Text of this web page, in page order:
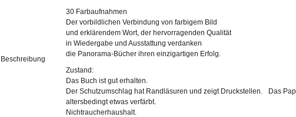
Beschreibung
30 Farbaufnahmen
Der vorbildlichen Verbindung von farbigem Bild
und erklärendem Wort, der hervorragenden Qualität
in Wiedergabe und Ausstattung verdanken
die Panorama-Bücher ihren einzigartigen Erfolg.
Zustand:
Das Buch ist gut erhalten.
Der Schutzumschlag hat Randläsuren und zeigt Druckstellen. Das
altersbedingt etwas verfärbt.
Nichtraucherhaushalt.